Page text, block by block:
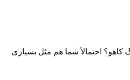
احتمالاً شما هم مثل بسیاری